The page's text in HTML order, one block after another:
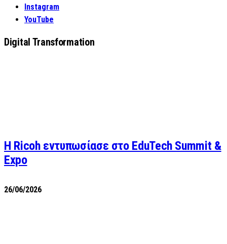
Instagram
YouTube
Digital Transformation
Η Ricoh εντυπωσίασε στο EduTech Summit &
Expo
26/06/2026